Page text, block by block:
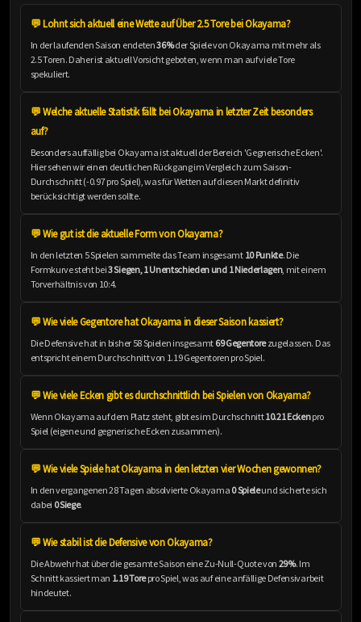
💬 Lohnt sich aktuell eine Wette auf Über 2.5 Tore bei Okayama?
In der laufenden Saison endeten36%der Spiele von Okayama mit mehr als
2.5 Toren. Daher ist aktuell Vorsicht geboten, wenn man auf viele Tore
spekuliert.
💬 Welche aktuelle Statistik fällt bei Okayama in letzter Zeit besonders
auf?
Besonders auffällig bei Okayama ist aktuell der Bereich 'Gegnerische Ecken'.
Hier sehen wir einen deutlichen Rückgang im Vergleich zum Saison-
Durchschnitt (-0.97 pro Spiel), was für Wetten auf diesen Markt definitiv
berücksichtigt werden sollte.
💬 Wie gut ist die aktuelle Form von Okayama?
In den letzten 5 Spielen sammelte das Team insgesamt 10 Punkte. Die
Formkurve steht bei3 Siegen, 1 Unentschieden und 1 Niederlagen, mit einem
Torverhältnis von 10:4.
💬 Wie viele Gegentore hat Okayama in dieser Saison kassiert?
Die Defensive hat in bisher 58 Spielen insgesamt 69 Gegentorezugelassen. Das
entspricht einem Durchschnitt von 1.19 Gegentoren pro Spiel.
💬 Wie viele Ecken gibt es durchschnittlich bei Spielen von Okayama?
Wenn Okayama auf dem Platz steht, gibt es im Durchschnitt10.21 Eckenpro
Spiel (eigene und gegnerische Ecken zusammen).
💬 Wie viele Spiele hat Okayama in den letzten vier Wochen gewonnen?
In den vergangenen 28 Tagen absolvierte Okayama 0 Spieleund sicherte sich
dabei 0 Siege.
💬 Wie stabil ist die Defensive von Okayama?
Die Abwehr hat über die gesamte Saison eine Zu-Null-Quote von 29%. Im
Schnitt kassiert man 1.19 Torepro Spiel, was auf eine anfällige Defensivarbeit
hindeutet.